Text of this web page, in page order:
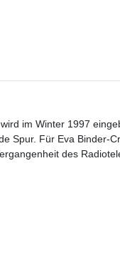
im Winter 1997
Spur. Für Eva Binder-
des